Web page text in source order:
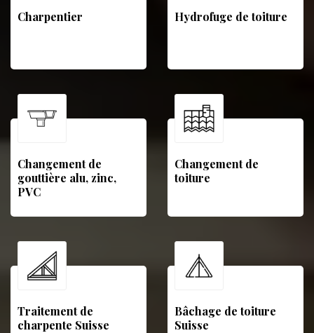
Charpentier Hydrofuge de toiture
Changement de
gouttière alu, zinc,
PVC
Changement de
toiture
Traitement de
charpente Suisse
Bâchage de toiture
Suisse